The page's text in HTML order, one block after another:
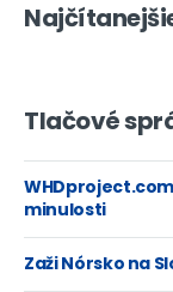
Tlačové
minulosti
Zaži Nórsko na